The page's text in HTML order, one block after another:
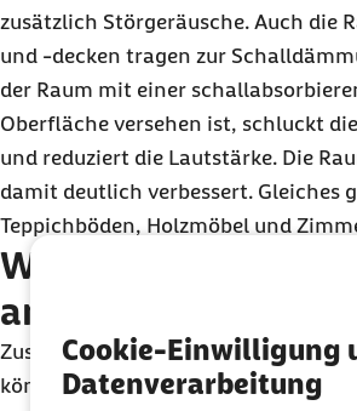
Cookie-Einwilligung
Datenverarbeitung
zusätzlich Störgeräusche. Auch die
und -decken tragen zur
der Raum mit einer
Oberfläche versehen ist, schluckt
und reduziert die Lautstärke. Die
damit deutlich verbessert. Gleiches
Teppichböden, Holzmöbel und
Was kann man
am Arbeitsplatz tun?
Zusätzlich zu Schallschutz und
können Sie mit den folgenden